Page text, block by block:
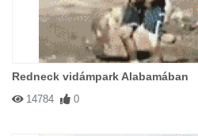
Redneck vidámpark Alabamában
14784 0